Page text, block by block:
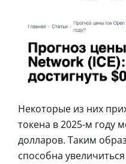
Некоторые из них
токена в 2025-м году
долларов. Таким
способна